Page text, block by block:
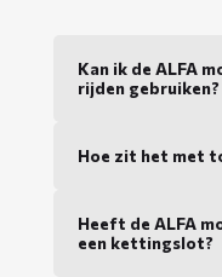
Kan ik de ALFA
rijden gebruiken?
Hoe zit het met
Heeft de ALFA
een kettingslot?